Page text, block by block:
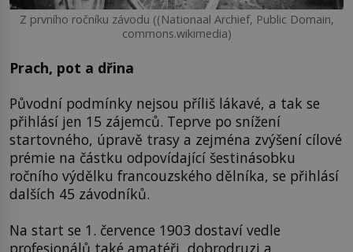
Z prvního ročníku závodu ((Nationaal Archief, Public Domain,
commons.wikimedia)
Prach, pot a dřina
Původní podmínky nejsou příliš lákavé, a tak se
přihlásí jen 15 zájemců. Teprve po snížení
startovného, úpravě trasy a zejména zvýšení cílové
prémie na částku odpovídající šestinásobku
ročního výdělku francouzského dělníka, se přihlásí
dalších 45 závodníků.
Na start se 1. července 1903 dostaví vedle
profesionálů také amatéři, dobrodruzi a